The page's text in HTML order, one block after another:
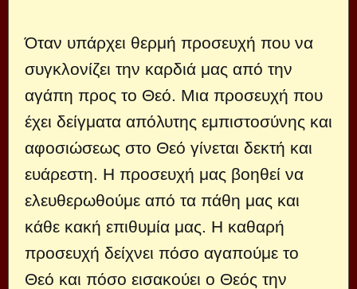
Όταν υπάρχει θερμή προσευχή που να
συγκλονίζει την καρδιά μας από την
αγάπη προς το Θεό. Μια προσευχή που
έχει δείγματα απόλυτης εμπιστοσύνης και
αφοσιώσεως στο Θεό γίνεται δεκτή και
ευάρεστη. Η προσευχή μας βοηθεί να
ελευθερωθούμε από τα πάθη μας και
κάθε κακή επιθυμία μας. Η καθαρή
προσευχή δείχνει πόσο αγαπούμε το
Θεό και πόσο εισακούει ο Θεός την